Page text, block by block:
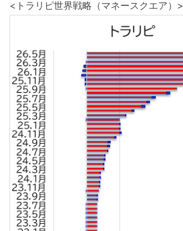
<トラリピ世界戦略（マネースクエア）>